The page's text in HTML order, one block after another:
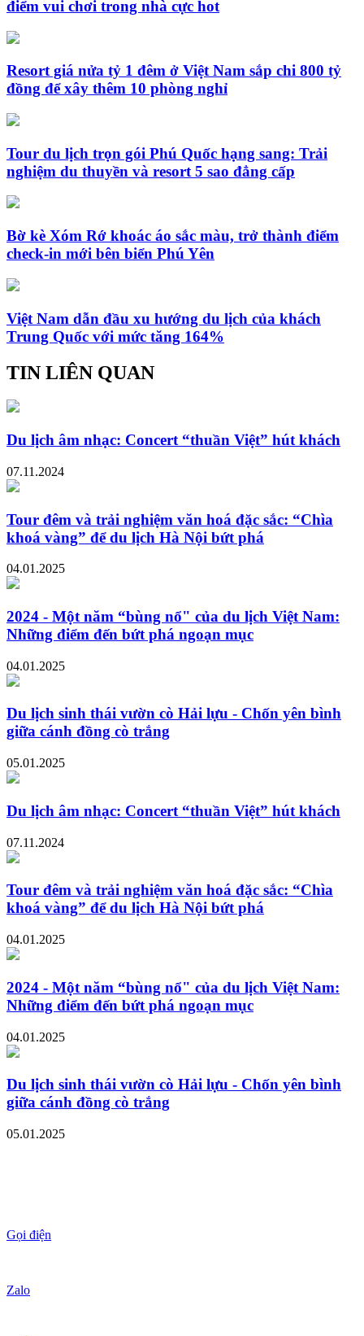
điểm vui chơi trong nhà cực hot
Resort giá nửa tỷ 1 đêm ở Việt Nam sắp chi 800 tỷ
đồng để xây thêm 10 phòng nghỉ
Tour du lịch trọn gói Phú Quốc hạng sang: Trải
nghiệm du thuyền và resort 5 sao đẳng cấp
Bờ kè Xóm Rớ khoác áo sắc màu, trở thành điểm
check-in mới bên biển Phú Yên
Việt Nam dẫn đầu xu hướng du lịch của khách
Trung Quốc với mức tăng 164%
TIN LIÊN QUAN
Du lịch âm nhạc: Concert “thuần Việt” hút khách
07.11.2024
Tour đêm và trải nghiệm văn hoá đặc sắc: “Chìa
khoá vàng” để du lịch Hà Nội bứt phá
04.01.2025
2024 - Một năm “bùng nổ" của du lịch Việt Nam:
Những điểm đến bứt phá ngoạn mục
04.01.2025
Du lịch sinh thái vườn cò Hải lựu - Chốn yên bình
giữa cánh đồng cò trắng
05.01.2025
Du lịch âm nhạc: Concert “thuần Việt” hút khách
07.11.2024
Tour đêm và trải nghiệm văn hoá đặc sắc: “Chìa
khoá vàng” để du lịch Hà Nội bứt phá
04.01.2025
2024 - Một năm “bùng nổ" của du lịch Việt Nam:
Những điểm đến bứt phá ngoạn mục
04.01.2025
Du lịch sinh thái vườn cò Hải lựu - Chốn yên bình
giữa cánh đồng cò trắng
05.01.2025
Gọi điện
Zalo